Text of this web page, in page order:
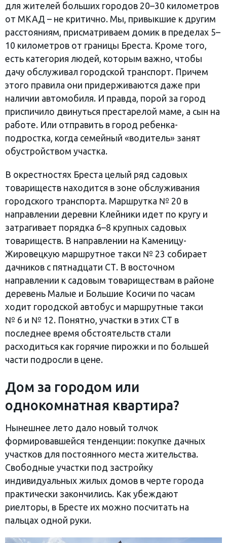
для жителей больших городов 20–30 километров
от МКАД – не критично. Мы, привыкшие к другим
расстояниям, присматриваем домик в пределах 5–
10 километров от границы Бреста. Кроме того,
есть категория людей, которым важно, чтобы
дачу обслуживал городской транспорт. Причем
этого правила они придерживаются даже при
наличии автомобиля. И правда, порой за город
приспичило двинуться престарелой маме, а сын на
работе. Или отправить в город ребенка-
подростка, когда семейный «водитель» занят
обустройством участка.
В окрестностях Бреста целый ряд садовых
товариществ находится в зоне обслуживания
городского транспорта. Маршрутка № 20 в
направлении деревни Клейники идет по кругу и
затрагивает порядка 6–8 крупных садовых
товариществ. В направлении на Каменицу-
Жировецкую маршрутное такси № 23 собирает
дачников с пятнадцати СТ. В восточном
направлении к садовым товариществам в районе
деревень Малые и Большие Косичи по часам
ходит городской автобус и маршрутные такси
№ 6 и № 12. Понятно, участки в этих СТ в
последнее время обстоятельств стали
расходиться как горячие пирожки и по большей
части подросли в цене.
Дом за городом или
однокомнатная квартира?
Нынешнее лето дало новый толчок
формировавшейся тенденции: покупке дачных
участков для постоянного места жительства.
Свободные участки под застройку
индивидуальных жилых домов в черте города
практически закончились. Как убеждают
риелторы, в Бресте их можно посчитать на
пальцах одной руки.